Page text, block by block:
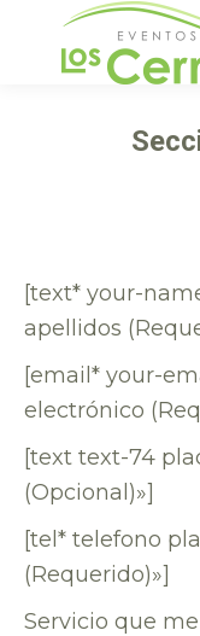
[text* your-
apellidos
[email* your-
electrónico
[text text-74
(Opcional)»]
[tel* telefono
(Requerido)»]
Servicio que